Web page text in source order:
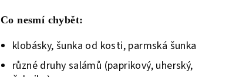
Co nesmí chybět:
klobásky, šunka od kosti, parmská šunka
různé druhy salámů (paprikový, uherský,